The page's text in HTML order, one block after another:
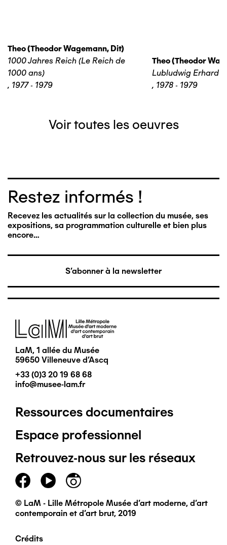
Theo (theodor Wagemann, Dit)
1000 Jahres Reich (Le Reich de
1000 ans)
, 1977 - 1979
Theo (theodor
Lubludwig Erhard
, 1978 - 1979
Voir toutes les oeuvres
Restez informés !
Recevez les actualités sur la collection du musée, ses
expositions, sa programmation culturelle et bien plus
encore…
S'abonner à la newsletter
Image
LaM, 1 allée du Musée
59650 Villeneuve d'Ascq
+33 (0)3 20 19 68 68
info@musee-lam.fr
Pied
de
page
principal
Ressources documentaires
Espace professionnel
Retrouvez-nous sur les réseaux
© LaM - Lille Métropole Musée d'art moderne, d'art
contemporain et d'art brut, 2019
Crédits